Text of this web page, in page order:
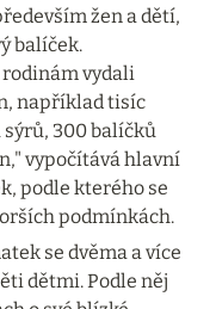
žen a dětí,
balíček.
rodinám vydali
například tisíc
300 balíčků
vypočítává hlavní
podle kterého se
podmínkách.
se dvěma a více
dětmi. Podle něj